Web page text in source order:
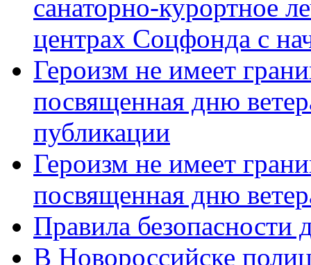
санаторно-курортное
центрах Соцфонда с
Героизм не имеет
посвященная дню
публикации
Героизм не имеет
посвященная дню
Правила безопасности
В Новороссийске